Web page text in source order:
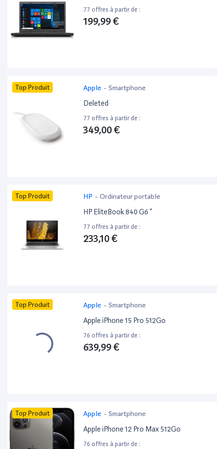
77 offres à partir de :
199,99 €
Top Produit Apple - Smartphone
Deleted
77 offres à partir de :
349,00 €
Top Produit HP - Ordinateur portable
HP EliteBook 840 G6 ”
77 offres à partir de :
233,10 €
Top Produit Apple - Smartphone
Apple iPhone 15 Pro 512Go
76 offres à partir de :
639,99 €
Top Produit Apple - Smartphone
Apple iPhone 12 Pro Max 512Go
76 offres à partir de :